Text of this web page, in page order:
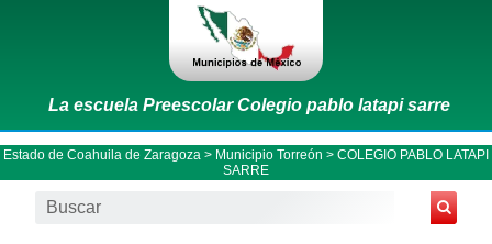
La escuela Preescolar Colegio pablo latapi sarre
Estado de Coahuila de Zaragoza > Municipio Torreón > COLEGIO PABLO LATAPI
SARRE